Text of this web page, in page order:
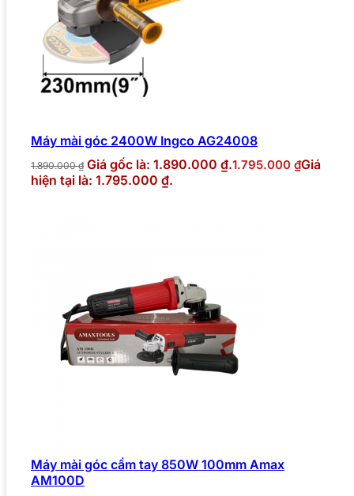
Máy mài góc 2400W Ingco AG24008
1.890.000₫ Giá gốc là: 1.890.000 ₫.1.795.000 ₫Giá
hiện tại là: 1.795.000 ₫.
Máy mài góc cầm tay 850W 100mm Amax
AM100D